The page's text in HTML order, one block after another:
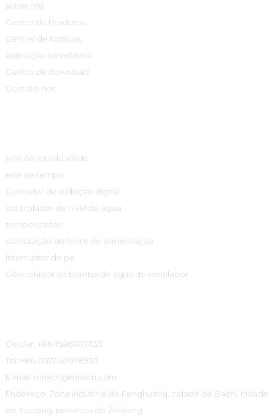
sobre nós
Centro de Produtos
Central de Notícias
Aplicação na indústria
Centro de download
Contate-nos
relé de estado sólido
relé de tempo
Contador de exibição digital
controlador de nível de água
temporizador
comutação de fonte de alimentação
Interruptor de pé
Controlador da bomba de água do ventilador
Celular: +86-15868071133
Tel: +86-0577-62698933
E-mail: mnxcn@mnxcn.com
Endereço: Zona Industrial de Fenghuang, cidade de Baishi, cidade
de Yueqing, província de Zhejiang